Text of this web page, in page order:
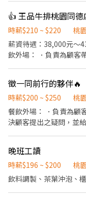
時薪$210 ~ $220
桃
薪資待遇：38,000元～
飲外場： ．負責為顧客
完畢後，負責收拾碗盤與
徵一同前行的夥伴🔥
時薪$200 ~ $250
桃
餐飲外場： ．負責為顧
決顧客提出之疑問，並
種食材。 ．負責清理工
要的食材。 ．負責擺盤
晚班工讀
時薪$196 ~ $200
桃
飲料調製、茶葉沖泡、